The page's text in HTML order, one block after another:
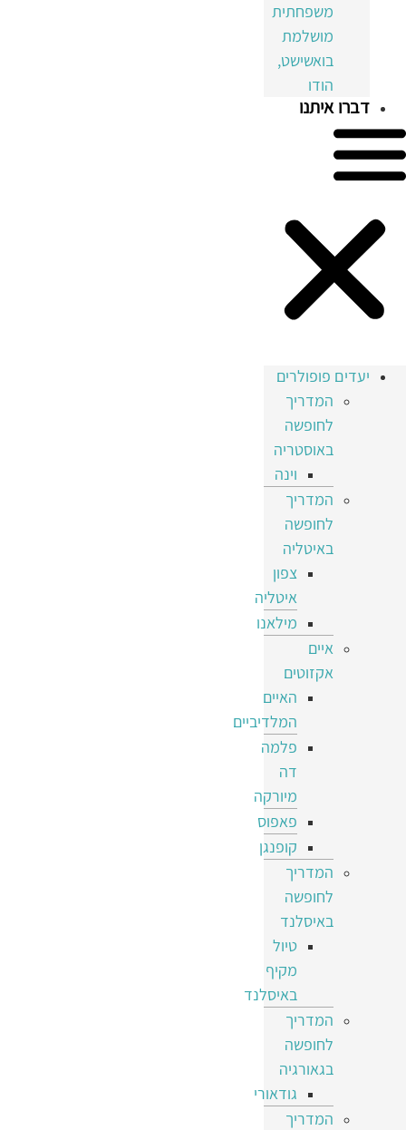
משפחתית
מושלמת
בואשישט,
הודו
דברו איתנו
יעדים פופולרים
המדריך
לחופשה
באוסטריה
וינה
המדריך
לחופשה
באיטליה
צפון
איטליה
מילאנו
איים
אקזוטים
האיים
המלדיביים
פלמה
דה
מיורקה
פאפוס
קופנגן
המדריך
לחופשה
באיסלנד
טיול
מקיף
באיסלנד
המדריך
לחופשה
בגאורגיה
גודאורי
המדריך